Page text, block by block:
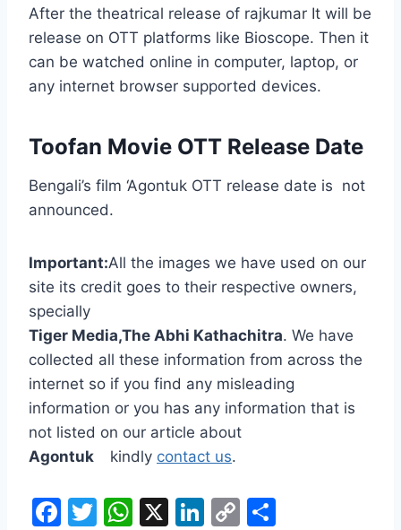
After the theatrical release of rajkumar It will be
release on OTT platforms like Bioscope. Then it
can be watched online in computer, laptop, or
any internet browser supported devices.
Toofan Movie OTT Release Date
Bengali’s film ‘Agontuk OTT release date is not
announced.
Important:All the images we have used on our
site its credit goes to their respective owners,
specially
Tiger Media,The Abhi Kathachitra. We have
collected all these information from across the
internet so if you find any misleading
information or you has any information that is
not listed on our article about
Agontuk
kindly contact us.
F
T
W X
Li C